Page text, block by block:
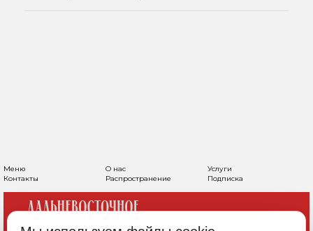
Меню О нас
Услуги
Контакты
Распространение Подписка